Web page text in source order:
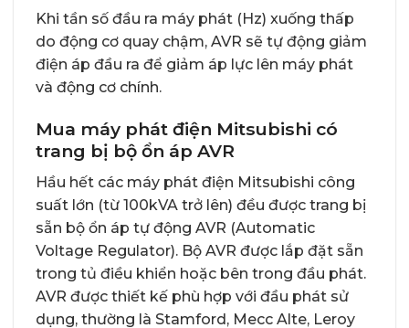
Khi tần số đầu ra máy phát (Hz) xuống thấp
do động cơ quay chậm, AVR sẽ tự động giảm
điện áp đầu ra để giảm áp lực lên máy phát
và động cơ chính.
Mua máy phát điện Mitsubishi có
trang bị bộ ổn áp AVR
Hầu hết các máy phát điện Mitsubishi công
suất lớn (từ 100kVA trở lên) đều được trang bị
sẵn bộ ổn áp tự động AVR (Automatic
Voltage Regulator). Bộ AVR được lắp đặt sẵn
trong tủ điều khiển hoặc bên trong đầu phát.
AVR được thiết kế phù hợp với đầu phát sử
dụng, thường là Stamford, Mecc Alte, Leroy